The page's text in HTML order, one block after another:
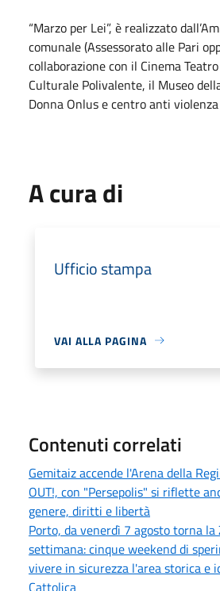
“Marzo per Lei”, è realizzato
comunale (Assessorato alle Pari
collaborazione con il Cinema
Culturale Polivalente, il Museo
Donna Onlus e centro anti
A cura di
Ufficio stampa
VAI ALLA PAGINA
Contenuti correlati
Gemitaiz accende l'Arena della
OUT!, con "Persepolis" si riflette
genere, diritti e libertà
Porto, da venerdì 7 agosto torna
settimana: cinque weekend di
vivere in sicurezza l'area storica e
Cattolica